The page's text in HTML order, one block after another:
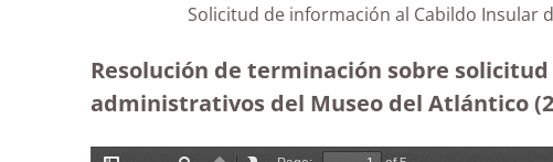
Solicitud de información al Cabildo
Resolución de terminación sobre
administrativos del Museo del Atlántico